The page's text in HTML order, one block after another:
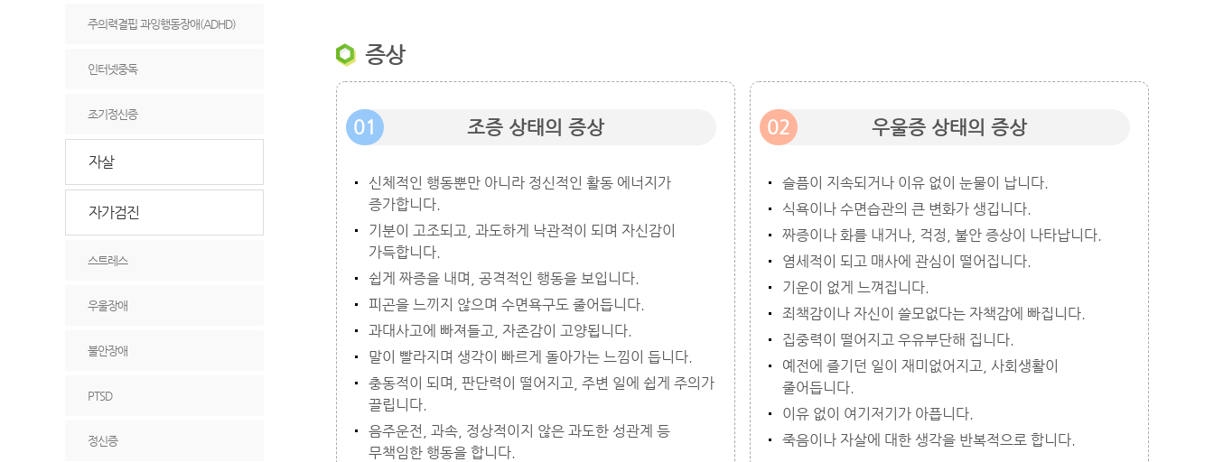
주의력결핍 과잉행동장애(ADHD)
인터넷중독
조기정신증
자살
자가검진
스트레스
우울장애
불안장애
PTSD
정신증
증상
01 조증 상태의 증상
신체적인 행동뿐만 아니라 정신적인 활동 에너지가
증가합니다.
기분이 고조되고, 과도하게 낙관적이 되며 자신감이
가득합니다.
쉽게 짜증을 내며, 공격적인 행동을 보입니다.
피곤을 느끼지 않으며 수면욕구도 줄어듭니다.
과대사고에 빠져들고, 자존감이 고양됩니다.
말이 빨라지며 생각이 빠르게 돌아가는 느낌이 듭니다.
충동적이 되며, 판단력이 떨어지고, 주변 일에 쉽게 주의가
끌립니다.
음주운전, 과속, 정상적이지 않은 과도한 성관계 등
무책임한 행동을 합니다.
02 우울증 상태의 증상
슬픔이 지속되거나 이유 없이 눈물이 납니다.
식욕이나 수면습관의 큰 변화가 생깁니다.
짜증이나 화를 내거나, 걱정, 불안 증상이 나타납니다.
염세적이 되고 매사에 관심이 떨어집니다.
기운이 없게 느껴집니다.
죄책감이나 자신이 쓸모없다는 자책감에 빠집니다.
집중력이 떨어지고 우유부단해 집니다.
예전에 즐기던 일이 재미없어지고, 사회생활이
줄어듭니다.
이유 없이 여기저기가 아픕니다.
죽음이나 자살에 대한 생각을 반복적으로 합니다.